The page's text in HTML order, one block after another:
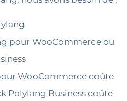
pour WooCommerce ou
WooCommerce coûte
Polylang Business coûte